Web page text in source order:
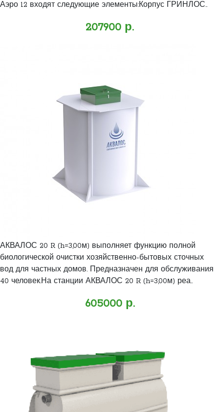
Аэро 12 входят следующие элементы:Корпус ГРИНЛОС..
207900 р.
АКВАЛОС 20 R (h=3,00м) выполняет функцию полной
биологической очистки хозяйственно-бытовых сточных
вод для частных домов. Предназначен для обслуживания
40 человек.На станции АКВАЛОС 20 R (h=3,00м) реа..
605000 р.